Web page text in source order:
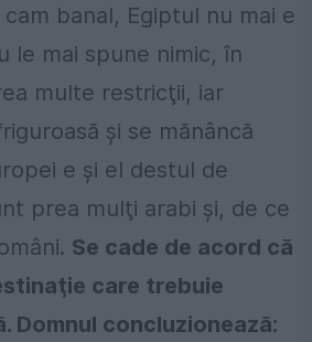
banal, Egiptul nu mai e
le mai spune nimic, în
multe restricţii, iar
și se mănâncă
e și el destul de
prea mulţi arabi și, de ce
Se cade de acord că
care trebuie
Domnul concluzionează: